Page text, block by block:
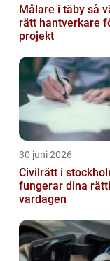
Målare i täby så väljer du
rätt hantverkare
projekt
30 juni 2026
Civilrätt i stockholm
fungerar dina
vardagen